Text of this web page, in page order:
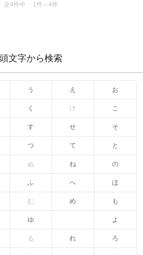
全4件中 1件～4件
頭文字から検索
う え お
く け こ
す せ そ
つ て と
ぬ ね の
ふ へ ほ
む め も
ゆ よ
る れ ろ